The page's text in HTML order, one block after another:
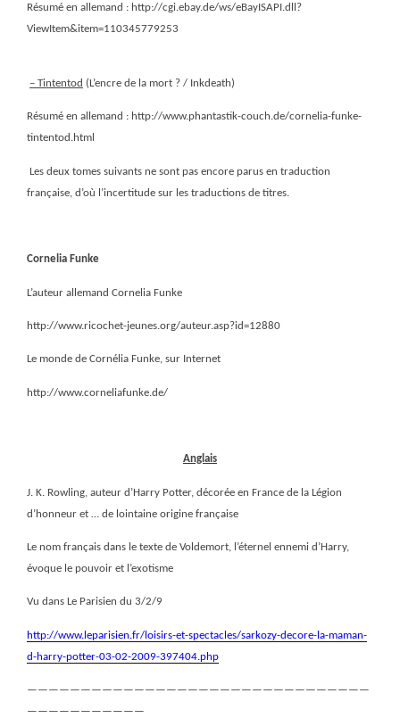
Résumé en allemand : http://cgi.ebay.de/ws/eBayISAPI.dll?
ViewItem&item=110345779253
– Tintentod (L’encre de la mort ? / Inkdeath)
Résumé en allemand : http://www.phantastik-couch.de/cornelia-funke-
tintentod.html
Les deux tomes suivants ne sont pas encore parus en traduction
française, d’où l’incertitude sur les traductions de titres.
Cornelia Funke
L’auteur allemand Cornelia Funke
http://www.ricochet-jeunes.org/auteur.asp?id=12880
Le monde de Cornélia Funke, sur Internet
http://www.corneliafunke.de/
Anglais
J. K. Rowling, auteur d’Harry Potter, décorée en France de la Légion
d’honneur et … de lointaine origine française
Le nom français dans le texte de Voldemort, l’éternel ennemi d’Harry,
évoque le pouvoir et l’exotisme
Vu dans Le Parisien du 3/2/9
http://www.leparisien.fr/loisirs-et-spectacles/sarkozy-decore-la-maman-
d-harry-potter-03-02-2009-397404.php
————————————————————————————————
———————————